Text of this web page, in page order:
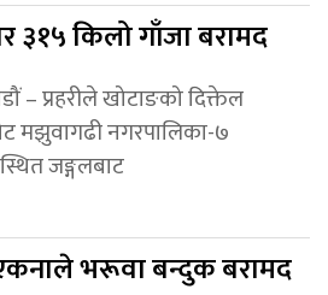
३१५ किलो गाँजा बरामद
– प्रहरीले खोटाङको दिक्तेल
मझुवागढी नगरपालिका-७
जङ्गलबाट
भरूवा बन्दुक बरामद